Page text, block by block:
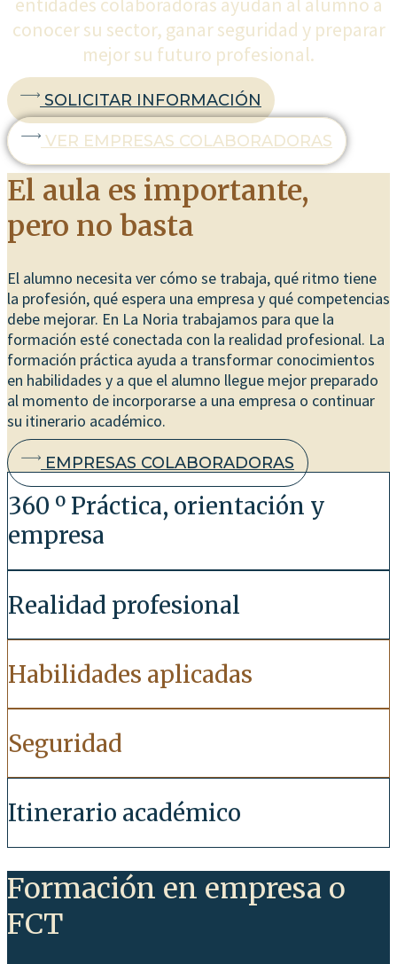
conocer su sector, ganar seguridad y preparar
mejor su futuro profesional.
SOLICITAR INFORMACIÓN
VER EMPRESAS COLABORADORAS
El aula es importante,
pero no basta
El alumno necesita ver cómo se trabaja, qué ritmo tiene
la profesión, qué espera una empresa y qué competencias
debe mejorar. En La Noria trabajamos para que la
formación esté conectada con la realidad profesional. La
formación práctica ayuda a transformar conocimientos
en habilidades y a que el alumno llegue mejor preparado
al momento de incorporarse a una empresa o continuar
su itinerario académico.
EMPRESAS COLABORADORAS
360 º Práctica, orientación y
empresa
Realidad profesional
Habilidades aplicadas
Seguridad
Itinerario académico
Formación en empresa o
FCT